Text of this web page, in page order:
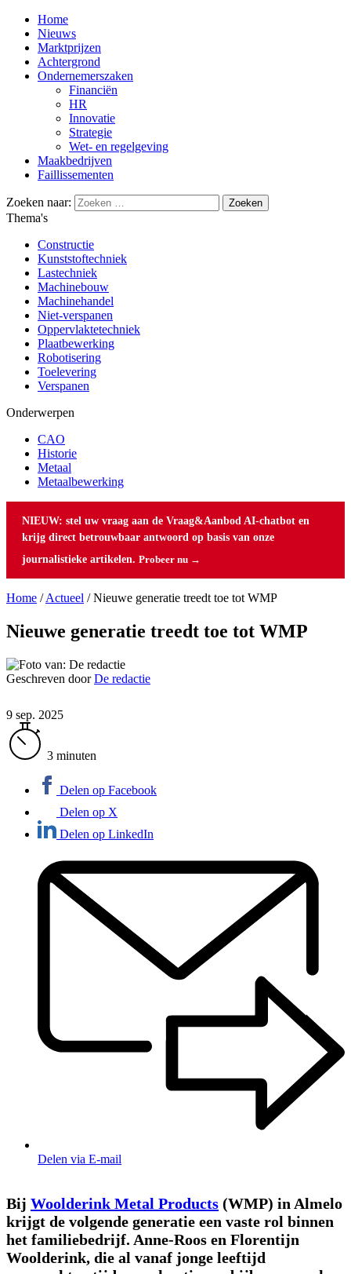
Home
Nieuws
Marktprijzen
Achtergrond
Ondernemerszaken
Financiën
HR
Innovatie
Strategie
Wet- en regelgeving
Maakbedrijven
Faillissementen
Zoeken naar:
Thema's
Constructie
Kunststoftechniek
Lastechniek
Machinebouw
Machinehandel
Niet-verspanen
Oppervlaktetechniek
Plaatbewerking
Robotisering
Toelevering
Verspanen
Onderwerpen
CAO
Historie
Metaal
Metaalbewerking
NIEUW: stel uw vraag aan de Vraag&Aanbod AI-chatbot en
krijg direct betrouwbaar antwoord op basis van onze
journalistieke artikelen. Probeer nu →
Home /Actueel /Nieuwe generatie treedt toe tot WMP
Nieuwe generatie treedt toe tot WMP
Geschreven doorDe redactie
9 sep. 2025
3 minuten
Delen op Facebook
Delen op X
Delen op LinkedIn
Delen via E-mail
Bij Woolderink Metal Products (WMP) in Almelo
krijgt de volgende generatie een vaste rol binnen
het familiebedrijf. Anne-Roos en Florentijn
Woolderink, die al vanaf jonge leeftijd